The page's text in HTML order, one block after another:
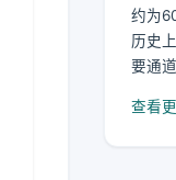
约为
历史
要通
查看